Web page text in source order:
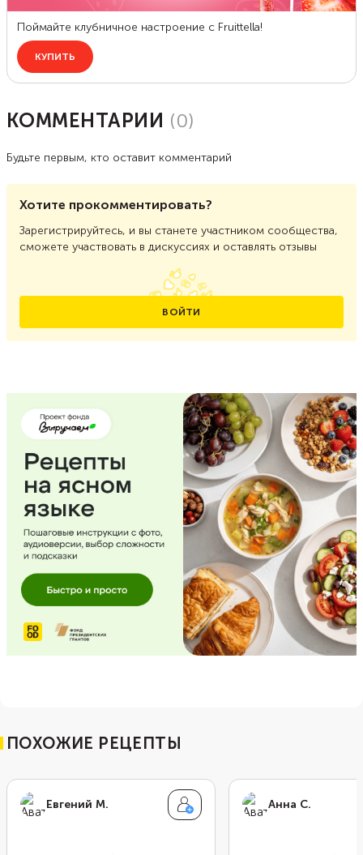
КОММЕНТАРИИ (0)
Будьте первым, кто оставит комментарий
Хотите прокомментировать?
Зарегистрируйтесь, и вы станете участником сообщества,
сможете участвовать в дискуссиях и оставлять отзывы
ВОЙТИ
ПОХОЖИЕ РЕЦЕПТЫ
Евгений М. Анна С.